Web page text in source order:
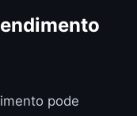
pode